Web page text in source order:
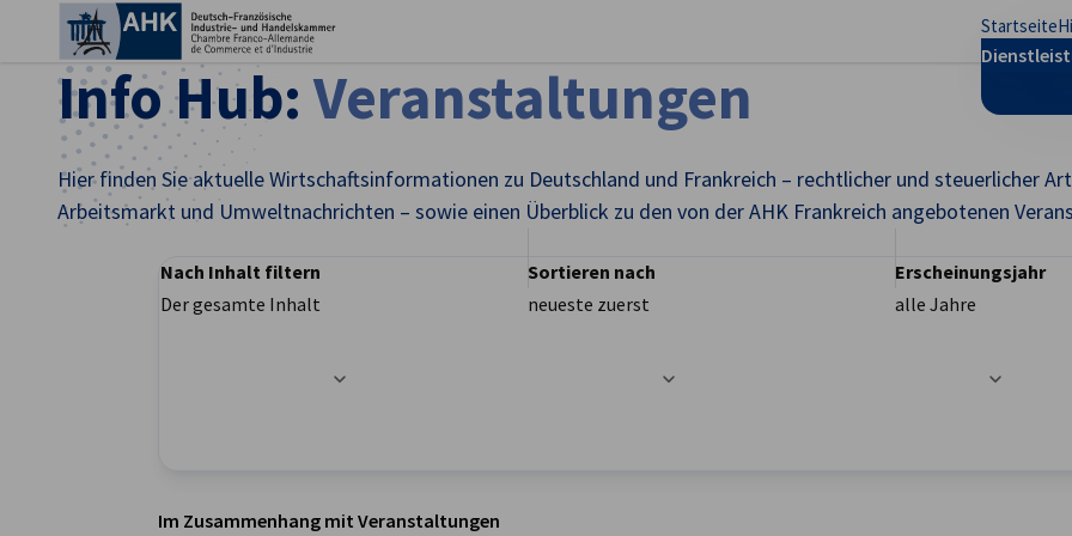
Startseite
Info Hub: Veranstaltungen
Hier finden Sie aktuelle Wirtschaftsinformationen zu Deutschland und Frankreich – rechtlicher und steuerlicher
Arbeitsmarkt und Umweltnachrichten – sowie einen Überblick zu den von der AHK Frankreich angebotenen
Filteroptionen wurden erfolgreich aktualisiert
Nach Inhalt filtern
Der gesamte Inhalt
Sortieren nach
neueste zuerst
Erscheinungsjahr
alle Jahre
Im Zusammenhang mit Veranstaltungen